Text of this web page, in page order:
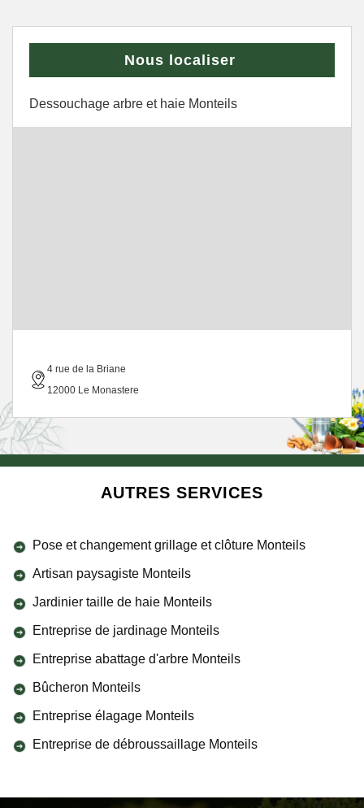
Nous localiser
Dessouchage arbre et haie Monteils
4 rue de la Briane
12000 Le Monastere
AUTRES SERVICES
Pose et changement grillage et clôture Monteils
Artisan paysagiste Monteils
Jardinier taille de haie Monteils
Entreprise de jardinage Monteils
Entreprise abattage d'arbre Monteils
Bûcheron Monteils
Entreprise élagage Monteils
Entreprise de débroussaillage Monteils